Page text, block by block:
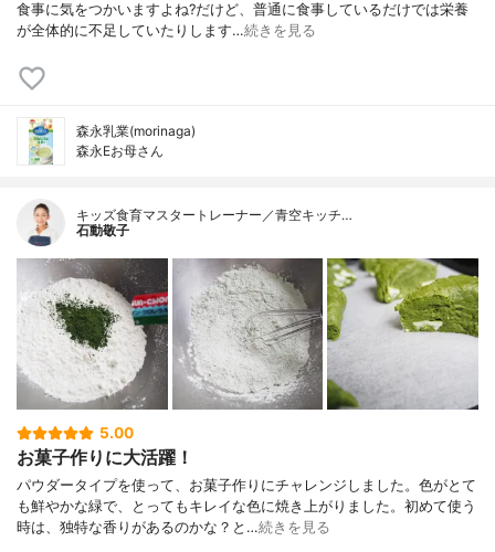
食事に気をつかいますよね?️だけど、普通に食事しているだけでは栄養
が全体的に不足していたりします…続きを見る
森永乳業(morinaga)
森永Eお母さん
キッズ食育マスタートレーナー／青空キッチ…
石動敬子
5.00
お菓子作りに大活躍！
パウダータイプを使って、お菓子作りにチャレンジしました。色がとて
も鮮やかな緑で、とってもキレイな色に焼き上がりました。初めて使う
時は、独特な香りがあるのかな？と…続きを見る